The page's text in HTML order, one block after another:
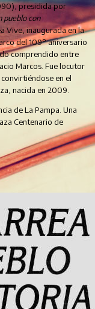
presidida por
pueblo con
Vive, inaugurada en la
del 109° aniversario
comprendido entre
Marcos. Fue locutor
en el
nacida en 2009.
de La Pampa. Una
Centenario de